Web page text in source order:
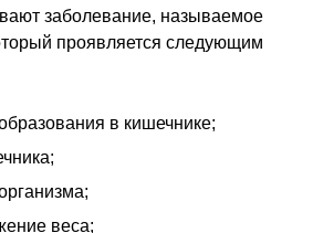
заболевание, называемое
проявляется следующим
в кишечнике;
веса;